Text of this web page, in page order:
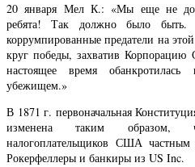
20 января Мел К.: «Мы еще не
ребята! Так должно было
коррумпированные предатели на
круг победы, захватив Корпорацию
настоящее время
убежищем.»
В 1871 г. первоначальная
изменена таким образом,
налогоплательщиков США
Рокерфеллеры и банкиры из US Inc.